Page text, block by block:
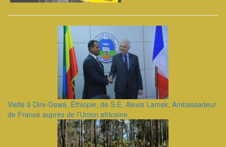
Visite à Dire-Dawa, Éthiopie, de S.E. Alexis Lamek, Ambassadeur
de France auprès de l’Union africaine